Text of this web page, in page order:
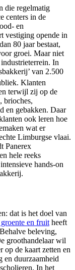
die regelmatig
centers in de
en
vestiging opende in
80 jaar bestaat,
groei. Maar niet
In
van 2.500
Klanten
terwijl zij op de
brioches,
en gebakken. Daar
ook leren hoe
wat er
Limburgse vlaai.
Panerex
hele reeks
hands-on
dat is het doel van
en fruit heeft
beleving,
groothandelaar wil
op de kaart zetten en
en duurzaamheid
In het